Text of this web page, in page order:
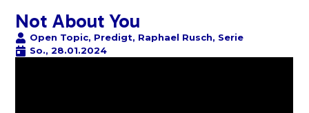
Not About You
Open Topic, Predigt, Raphael Rusch, Serie
So., 28.01.2024